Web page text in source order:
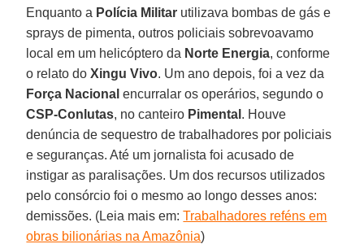
Enquanto a Polícia Militar utilizava bombas de gás e
sprays de pimenta, outros policiais sobrevoavamo
local em um helicóptero da Norte Energia, conforme
o relato doXingu Vivo. Um ano depois, foi a vez da
Força Nacional encurralar os operários, segundo o
CSP-Conlutas, no canteiro Pimental . Houve
denúncia de sequestro de trabalhadores por policiais
e seguranças. Até um jornalista foi acusado de
instigar as paralisações. Um dos recursos utilizados
pelo consórcio foi o mesmo ao longo desses anos:
demissões. (Leia mais em:Trabalhadores reféns em
obras bilionárias na Amazônia)